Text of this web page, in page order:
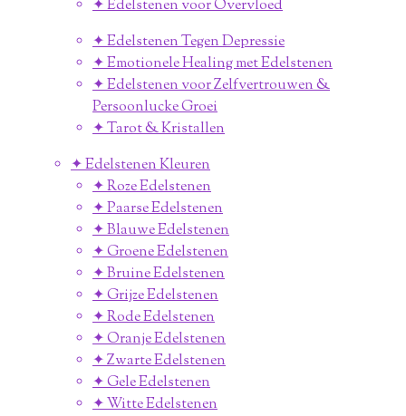
✦ Edelstenen voor Overvloed
✦ Edelstenen Tegen Depressie
✦ Emotionele Healing met Edelstenen
✦ Edelstenen voor Zelfvertrouwen &
Persoonlucke Groei
✦ Tarot & Kristallen
✦ Edelstenen Kleuren
✦ Roze Edelstenen
✦ Paarse Edelstenen
✦ Blauwe Edelstenen
✦ Groene Edelstenen
✦ Bruine Edelstenen
✦ Grijze Edelstenen
✦ Rode Edelstenen
✦ Oranje Edelstenen
✦ Zwarte Edelstenen
✦ Gele Edelstenen
✦ Witte Edelstenen